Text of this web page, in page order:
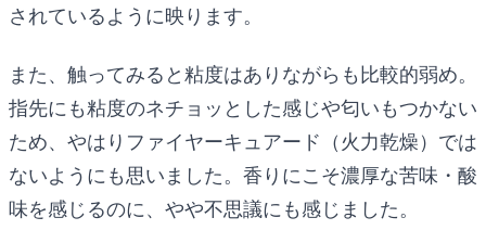
されているように映ります。
また、触ってみると粘度はありながらも比較的弱め。
指先にも粘度のネチョッとした感じや匂いもつかない
ため、やはりファイヤーキュアード（火力乾燥）では
ないようにも思いました。香りにこそ濃厚な苦味・酸
味を感じるのに、やや不思議にも感じました。